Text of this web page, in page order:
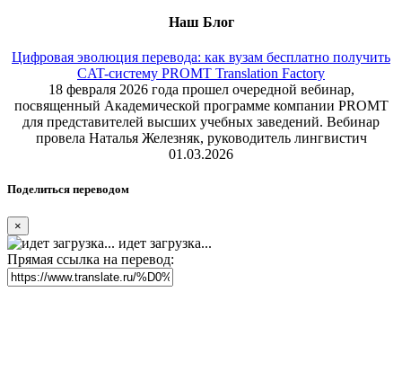
Наш Блог
Цифровая эволюция перевода: как вузам бесплатно получить
CAT-систему PROMT Translation Factory
18 февраля 2026 года прошел очередной вебинар,
посвященный Академической программе компании PROMT
для представителей высших учебных заведений. Вебинар
провела Наталья Железняк, руководитель лингвистич
01.03.2026
Поделиться переводом
×
идет загрузка...
Прямая ссылка на перевод: